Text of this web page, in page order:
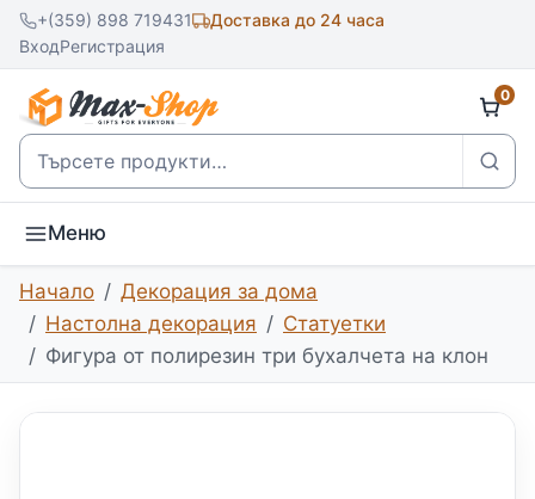
+(359) 898 719431
Доставка до 24 часа
ВходРегистрация
Търсене
0
Меню
Начало
Декорация за дома
Настолна декорация
Статуетки
Фигура от полирезин три бухалчета на клон